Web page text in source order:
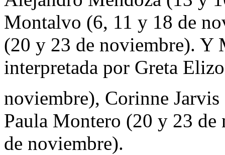
Montalvo (6, 11 y 18 de
(20 y 23 de noviembre). Y
interpretada por Greta
noviembre), Corinne
Paula Montero (20 y 23
de noviembre).